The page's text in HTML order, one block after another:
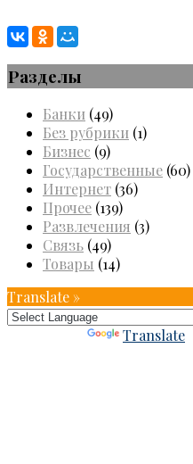
Разделы
Банки (49)
Без рубрики (1)
Бизнес (9)
Государственные (60)
Интернет (36)
Прочее (139)
Развлечения (3)
Связь (49)
Товары (14)
Translate »
Translate